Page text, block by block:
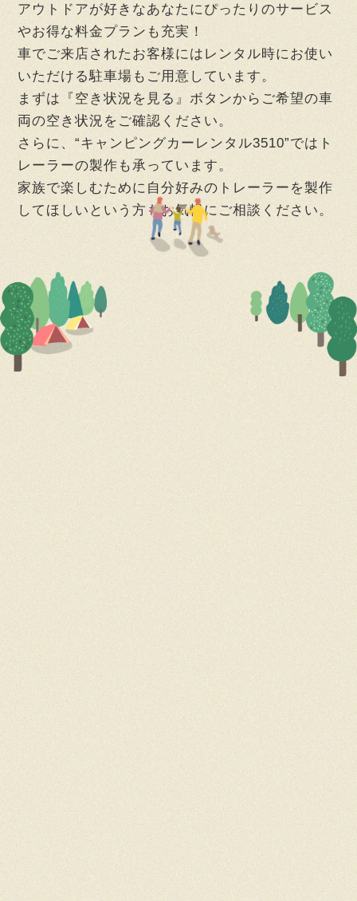
アウトドアが好きなあなたにぴったりのサービス
やお得な料金プランも充実！
車でご来店されたお客様にはレンタル時にお使い
いただける駐車場もご用意しています。
まずは『空き状況を見る』ボタンからご希望の車
両の空き状況をご確認ください。
さらに、“キャンピングカーレンタル3510”ではト
レーラーの製作も承っています。
家族で楽しむために自分好みのトレーラーを製作
してほしいという方もお気軽にご相談ください。